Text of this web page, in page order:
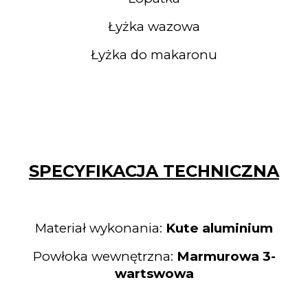
Łyżka wazowa
Łyżka do makaronu
SPECYFIKACJA TECHNICZNA
Materiał wykonania: Kute aluminium
Powłoka wewnętrzna: Marmurowa 3-
wartswowa